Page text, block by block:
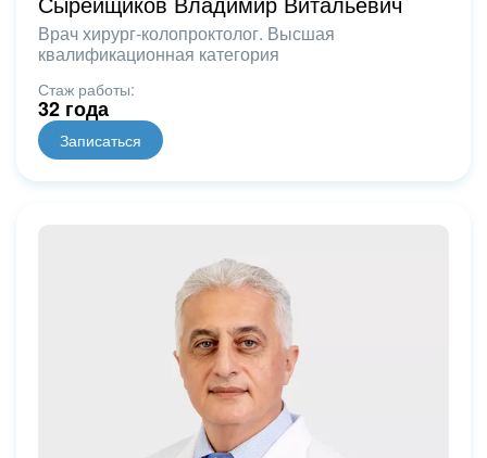
Врач хирург-колопроктолог. Высшая
квалификационная категория
Стаж работы:
32 года
Записаться